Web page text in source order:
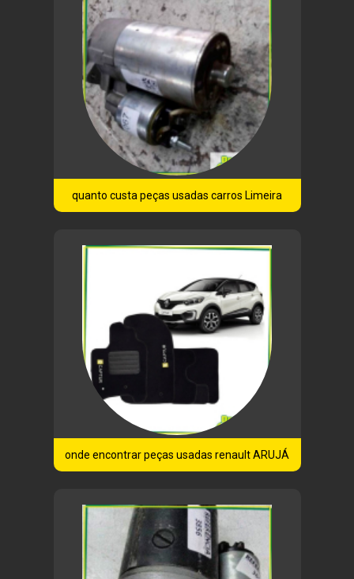
quanto custa peças usadas carros Limeira
onde encontrar peças usadas renault ARUJÁ